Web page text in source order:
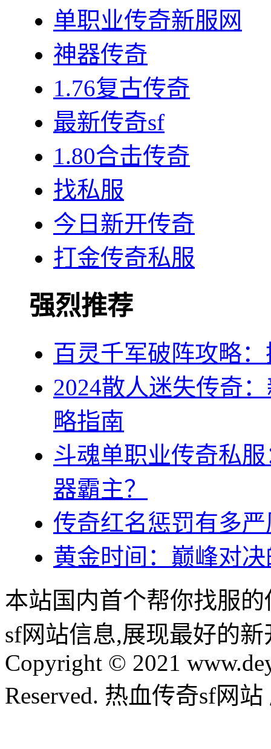
单职业传奇新服网
神器传奇
1.76复古传奇
最新传奇sf
1.80合击传奇
找私服
今日新开传奇
打金传奇私服
强烈推荐
百灵千军破阵攻略
2024散人迷失传奇
略指南
斗魂单职业传奇私
器霸主？
传奇红名惩罚有多
黄金时间：巅峰对
本站国内首个帮你找服
sf网站信息,展现最好的
Copyright © 2021
Reserved. 热血传奇sf网